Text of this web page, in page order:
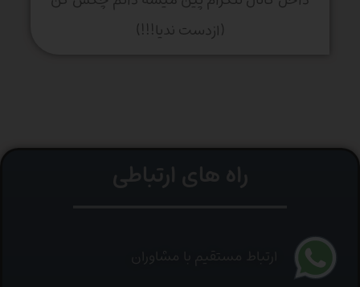
(ازدست ندیا!!!)
ارتباط مستقیم با مشاوران